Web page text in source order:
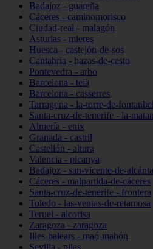
Badajoz - guareña
Cáceres - caminomorisco
Ciudad-real - malagón
Asturias - mieres
Huesca - castejón-de-sos
Cantabria - hazas-de-cesto
Pontevedra - arbo
Barcelona - teià
Barcelona - casserres
Tarragona - la-torre-de-
Santa-cruz-de-tenerife - la-
Almería - enix
Granada - castril
Castellón - altura
Valencia - picanya
Badajoz - san-vicente-de-
Cáceres - malpartida-de-cáceres
Santa-cruz-de-tenerife - frontera
Toledo - las-ventas-de-retamosa
Teruel - alcorisa
Zaragoza - zaragoza
Illes-balears - maó-mahón
Sevilla - pilas